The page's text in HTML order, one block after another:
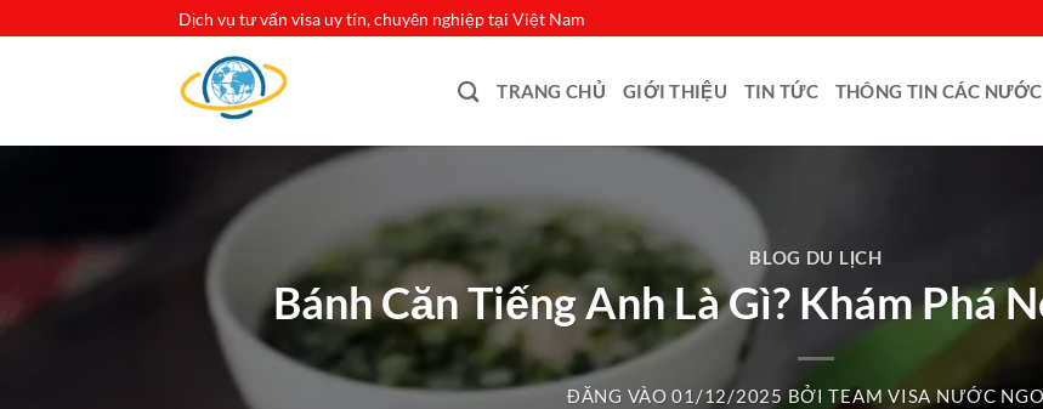
Dịch vụ tư vấn visa uy tín, chuyên nghiệp tại Việt Nam
TRANG CHỦ GIỚI THIỆU TIN TỨC THÔNG TIN CÁC NƯỚC
BLOG DU LỊCH
Bánh Căn Tiếng Anh Là Gì? Khám Phá
ĐĂNG VÀO01/12/2025 BỞITEAM VISA NƯỚC